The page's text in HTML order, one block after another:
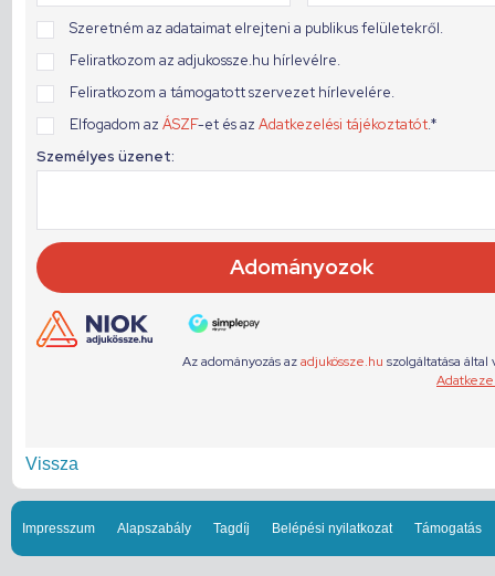
Vissza
Impresszum Alapszabály Tagdíj Belépési nyilatkozat Támogatás